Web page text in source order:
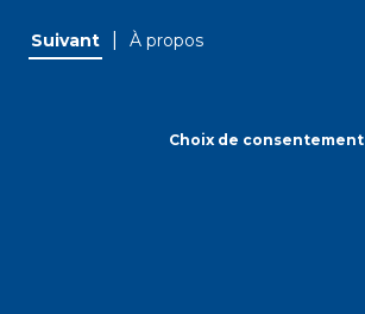
Suivant À propos
Choix de consentement